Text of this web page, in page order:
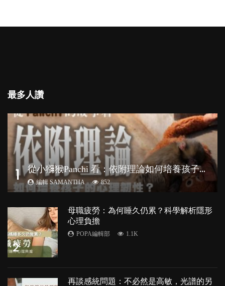
最多人讚
1 從
小獼猴Panchi 看：依附理論如何培養孩子心理韌性？
編輯 SAMANTHA 852
2
母職疲勞：為何睡久仍累？科學解析隱形
心理負擔
POPA編輯部 1.1K
再談感統問題：不必然是高敏，光譜的另